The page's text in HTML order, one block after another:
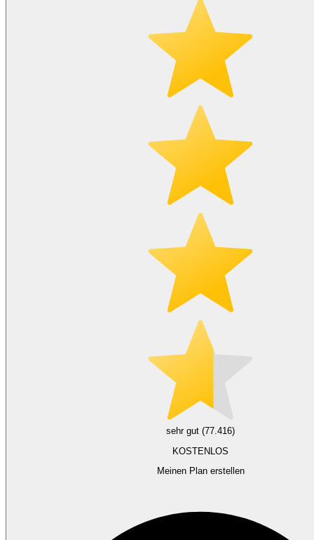
sehr gut (77.416)
KOSTENLOS
Meinen Plan erstellen